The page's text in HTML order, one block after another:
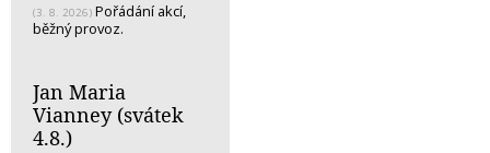
(3. 8. 2026) Pořádání akcí,
běžný provoz.
Jan Maria
Vianney (svátek
4.8.)